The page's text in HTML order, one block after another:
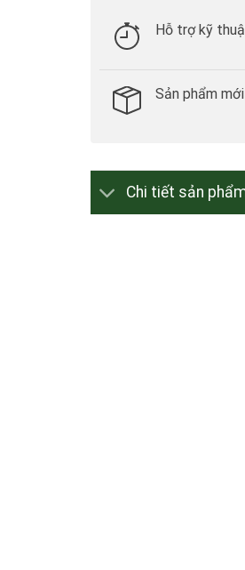
Hỗ trợ kỹ
Sản phẩm
Chi tiết sản